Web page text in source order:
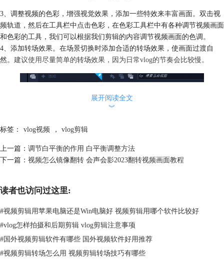
3、调整视频的色彩，增强视觉效果，添加一些特效来丰富画面。双击视
频轨道，然后在工具栏中点击色彩，在色彩工具栏中有各种调节视频画面
和色彩的工具，我们可以根据我们剪辑的内容调节视频画面的色调。
4、添加转场效果。在场景切换时添加合适的转场效果，使画面过渡自
然。 建议使用尽量简单的转场效果，因为日常vlog的节奏会比较慢。
图2：添加转场效果
5、添加字幕和标题。添加字幕，帮助观众更好地理解内容，而制作片头
展开阅读全文
︾
标签： vlog视频 ， vlog剪辑
上一篇： 调节白平衡的作用 白平衡调整方法
下一篇： 视频怎么镜像翻转 会声会影2023翻转视频画面教程
读者也访问过这里:
#视频剪辑用苹果电脑还是Win电脑好 视频剪辑用哪个软件比较好
#vlog怎样拍摄和后期剪辑 vlog剪辑注意事项
#国外视频剪辑软件有哪些 国外视频软件好用推荐
#视频剪辑转场怎么用 视频剪辑转场技巧有哪些